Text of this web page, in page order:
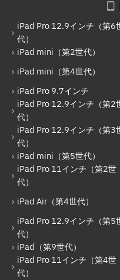
iPad Pro 12.9イン
iPad Pro 11インチ（
iPad mini（第5世代）
iPad（第7世代）
iPad Air（第4世代）
iPad Pro 12.9インチ
iPad mini（第6世代）
iPad（第9世代）
iPad Pro 12.9インチ（第6
代）
iPad mini（第2世代）
iPad mini（第4世代）
iPad Pro 9.7インチ
iPad Pro 12.9インチ（第2
代）
iPad Pro 12.9インチ（第3
代）
iPad mini（第5世代）
iPad Pro 11インチ（第2世
代）
iPad Air（第4世代）
iPad Pro 12.9インチ（第5
代）
iPad（第9世代）
iPad Pro 11インチ（第4世
代）